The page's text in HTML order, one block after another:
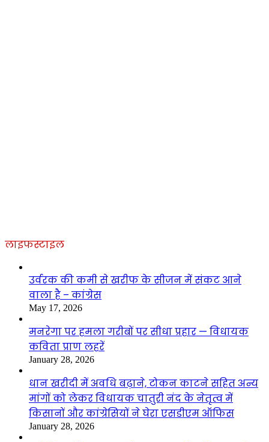
लाइफस्टाइल
उर्वरक की कमी से खरीफ के सीजन में संकट आने
वाला है – कांग्रेस
May 17, 2026
मनरेगा पर हमला गरीबों पर सीधा प्रहार — विधायक
कविता प्राण लहरें
January 28, 2026
धान खरीदी में अवधि बढ़ाने, टोकन काटने सहित अन्य
मांगों को लेकर विधायक चातुरी नंद के नेतृत्व में
किसानों और कांग्रेसियों ने घेरा एसडीएम ऑफिस
January 28, 2026